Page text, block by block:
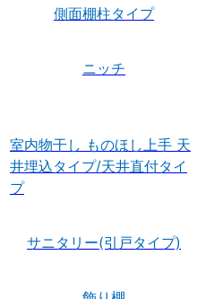
側面棚柱タイプ
ニッチ
室内物干し ものほし上手 天
井埋込タイプ/天井直付タイ
プ
サニタリー(引戸タイプ)